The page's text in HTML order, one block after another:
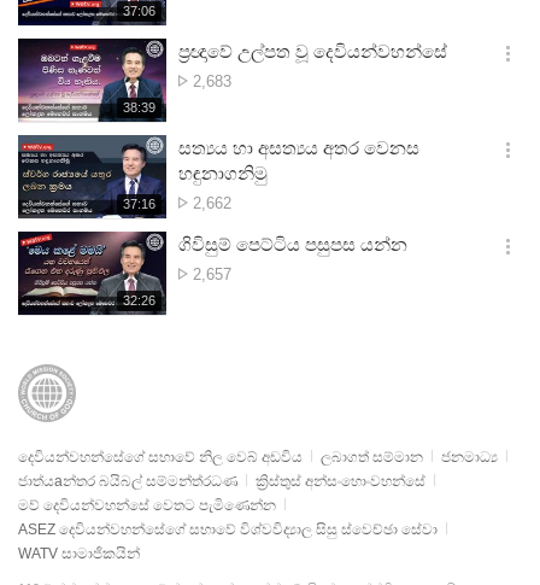
재
생
시
간
37:06
기
재
생
시
간
38:39
ප්‍රඥාවේ උල්පත වූ දෙවියන්වහන්සේ
නැරඹූ
2,683
옵
기
재
생
시
간
37:16
සත්‍යය හා අසත්‍යය අතර වෙනස
හඳුනාගනිමු
නැරඹූ
2,662
옵
기
재
생
32:26
ගිවිසුම් පෙට්ටිය පසුපස යන්න
නැරඹූ
2,657
옵
දෙවියන්වහන්සේගේ සභාවේ නිල වෙබ් අඩවිය ලබාගත් සම්මාන
ජනමාධ්‍ය
ජාත්යaන්තර බයිබල් සම්මන්ත්රධණ
ක්‍රිස්තුස් අන්සංහොංවහන්සේ
මව් දෙවියන්වහන්සේ වෙතට පැමිණෙන්න
ASEZ දෙවියන්වහන්සේගේ සභාවේ විශ්වවිද්‍යාල සිසු ස්වෙච්ඡා සේවා
WATV සාමාජිකයින්